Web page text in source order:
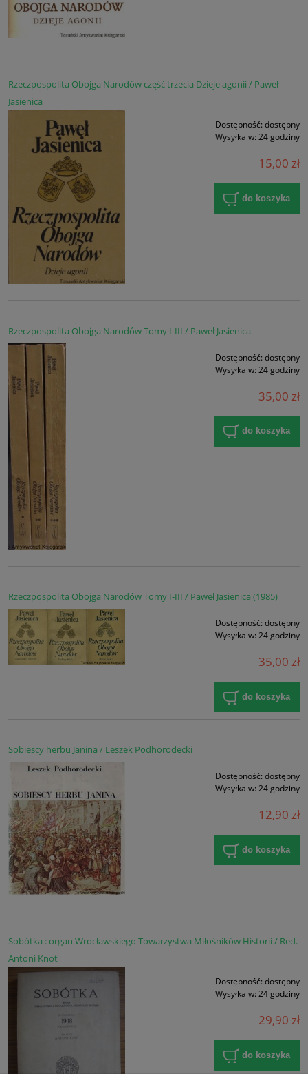
Rzeczpospolita Obojga Narodów część trzecia Dzieje agonii / Paweł
Jasienica
Dostępność: dostępny
Wysyłka w: 24 godziny
15,00 zł
do koszyka
Rzeczpospolita Obojga Narodów Tomy I-III / Paweł Jasienica
Dostępność: dostępny
Wysyłka w: 24 godziny
35,00 zł
do koszyka
Rzeczpospolita Obojga Narodów Tomy I-III / Paweł Jasienica (1985)
Dostępność: dostępny
Wysyłka w: 24 godziny
35,00 zł
do koszyka
Sobiescy herbu Janina / Leszek Podhorodecki
Dostępność: dostępny
Wysyłka w: 24 godziny
12,90 zł
do koszyka
Sobótka : organ Wrocławskiego Towarzystwa Miłośników Historii / Red.
Antoni Knot
Dostępność: dostępny
Wysyłka w: 24 godziny
29,90 zł
do koszyka